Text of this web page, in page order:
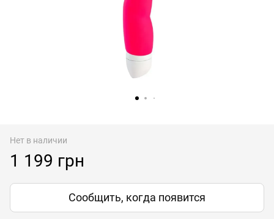
Нет в наличии
1 199 грн
Сообщить, когда появится